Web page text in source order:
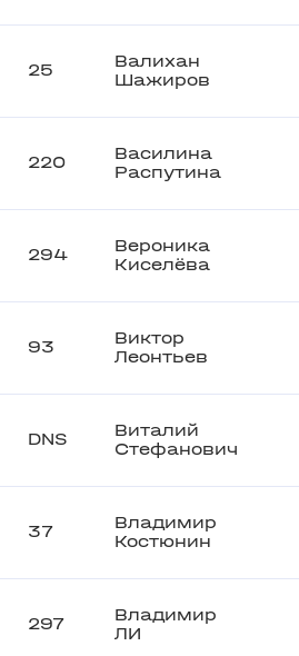
25
Валихан
Шажиров
220
Василина
Распутина
294
Вероника
Киселёва
93
Виктор
Леонтьев
DNS
Виталий
Стефанович
37
Владимир
Костюнин
297
Владимир
ЛИ